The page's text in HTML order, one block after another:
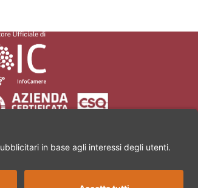
11 | 52100 Arezzo | Partita Iva